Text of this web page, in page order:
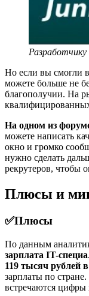
Разработчику
Но если вы смогли
можете больше не
благополучии. На
На одном из
можете написать
окно и громко
нужно сделать
рекрутеров, чтобы
Плюсы и
✅Плюсы
По данным
зарплата IT-
119 тысяч рублей
зарплаты по
встречаются цифры